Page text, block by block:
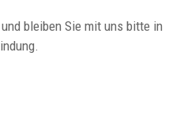
bleiben Sie mit uns bitte in